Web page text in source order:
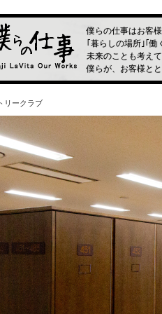
僕らの仕事はお客
｢暮らしの場所｣｢働
未来のことも考え
僕らが、お客様と
リークラブ